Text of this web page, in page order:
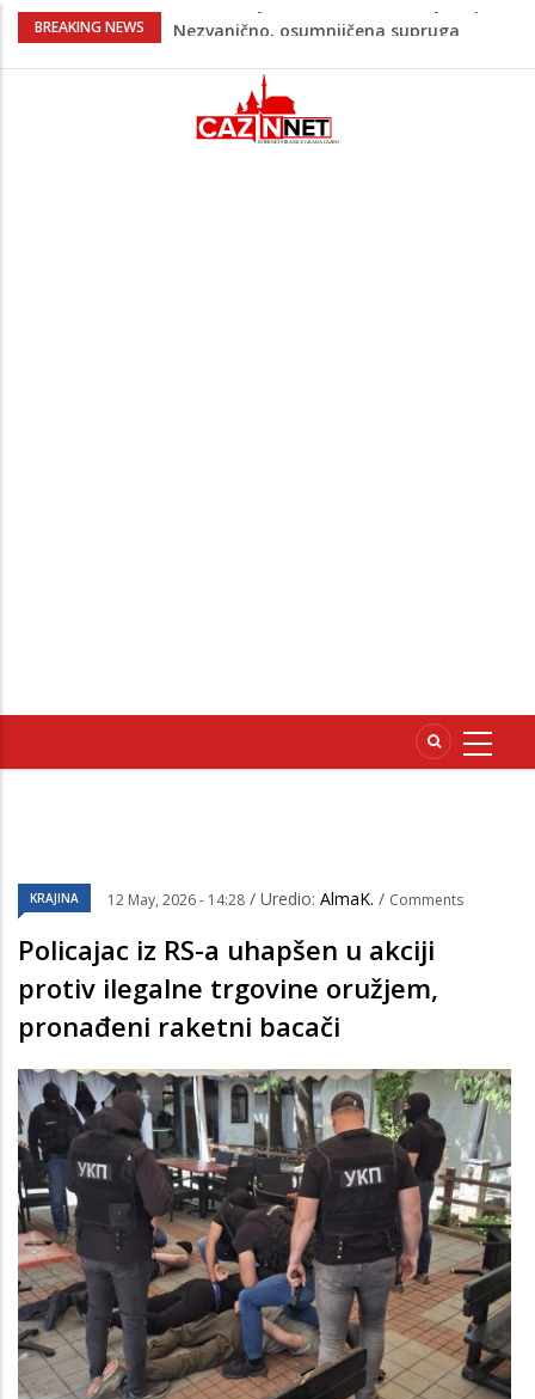
BREAKING NEWS
Na Ahiret preselila Bešić (rođ. Blažević)
Na Ahiret preselio ŠUPUK (Refik) ŠEFIK
Evo koje države su zasad za, a koje
protiv Infantina na izborima: Srbija i
KRAJINA 12 May, 2026 - 14:28 / Uredio: AlmaK. / Comments
Policajac iz RS-a uhapšen u akciji
protiv ilegalne trgovine oružjem,
pronađeni raketni bacači